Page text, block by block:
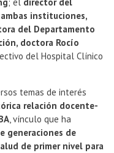
instituciones,
del Departamento
doctora Rocío
del Hospital Clínico
temas de interés
relación docente-
, vínculo que ha
generaciones de
de primer nivel para